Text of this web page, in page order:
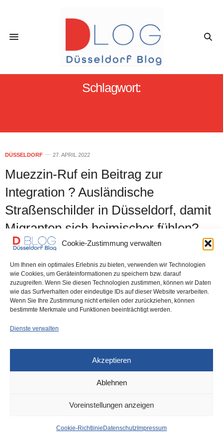
Cookie-Zustimmung verwalten
Um Ihnen ein optimales Erlebnis zu bieten, verwenden wir Technologien
wie Cookies, um Geräteinformationen zu speichern bzw. darauf
zuzugreifen. Wenn Sie diesen Technologien zustimmen, können wir Daten
wie das Surfverhalten oder eindeutige IDs auf dieser Website verarbeiten.
Wenn Sie Ihre Zustimmung nicht erteilen oder zurückziehen, können
bestimmte Merkmale und Funktionen beeinträchtigt werden.
Dienste verwalten
Akzeptieren
Ablehnen
Voreinstellungen anzeigen
Cookie-Richtlinie Datenschutz Impressum
Schlagwort:
DÜSSELDORF 27. APRIL 2022
Muezzin-Ruf ein Beitrag zur
Integration ? Ausländische
Straßenschilder in Düsseldorf, damit
Migranten sich heimischer fühlen?
Erleben wir knapp drei Wochen vor der #Landtagswahl eine
Intensiv-Kuschelei der #CDU mit den #Die_Grünen?…
0 SHARES